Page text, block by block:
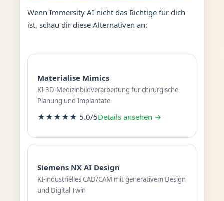
Wenn Immersity AI nicht das Richtige für dich
ist, schau dir diese Alternativen an:
Materialise Mimics
KI-3D-Medizinbildverarbeitung für chirurgische
Planung und Implantate
★★★★★ 5.0/5Details ansehen →
Siemens NX AI Design
KI-industrielles CAD/CAM mit generativem Design
und Digital Twin